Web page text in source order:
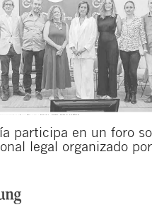
participa en un foro
legal organizado